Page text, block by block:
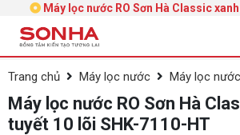
Máy lọc nước RO Sơn Hà Classic
Trang chủ Máy lọc nước Máy lọc
Máy lọc nước RO Sơn Hà
tuyết 10 lõi SHK-7110-HT